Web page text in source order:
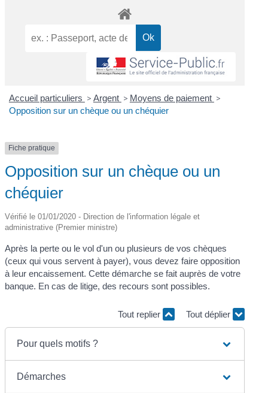
Accueil particuliers > Argent > Moyens de paiement >
Opposition sur un chèque ou un chéquier
Fiche pratique
Opposition sur un chèque ou un
chéquier
Vérifié le 01/01/2020 - Direction de l'information légale et
administrative (Premier ministre)
Après la perte ou le vol d'un ou plusieurs de vos chèques
(ceux qui vous servent à payer), vous devez faire opposition
à leur encaissement. Cette démarche se fait auprès de votre
banque. En cas de litige, des recours sont possibles.
Tout replier Tout déplier
Pour quels motifs ?
Démarches